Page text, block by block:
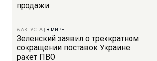
продажи
6 АВГУСТА В МИРЕ
Зеленский заявил о трехкратном
сокращении поставок Украине
ракет ПВО